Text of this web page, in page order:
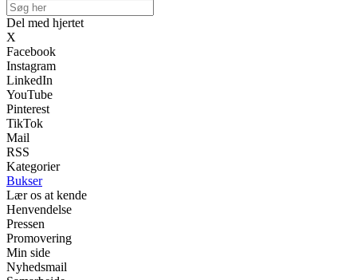
Del med hjertet
X
Facebook
Instagram
LinkedIn
YouTube
Pinterest
TikTok
Mail
RSS
Kategorier
Bukser
Lær os at kende
Henvendelse
Pressen
Promovering
Min side
Nyhedsmail